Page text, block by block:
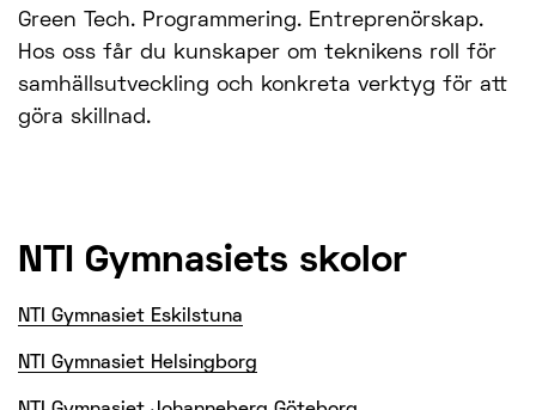
Green Tech. Programmering. Entreprenörskap.
Hos oss får du kunskaper om teknikens roll för
samhällsutveckling och konkreta verktyg för att
göra skillnad.
NTI Gymnasiets skolor
NTI Gymnasiet Eskilstuna
NTI Gymnasiet Helsingborg